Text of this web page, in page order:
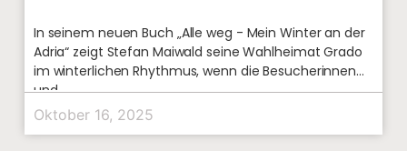
In seinem neuen Buch „Alle weg - Mein Winter an der
Adria“ zeigt Stefan Maiwald seine Wahlheimat Grado
im winterlichen Rhythmus, wenn die Besucherinnen
und
Oktober 16, 2025